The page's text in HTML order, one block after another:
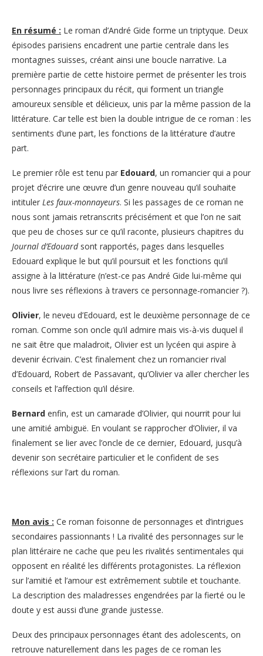
En résumé : Le roman d’André Gide forme un triptyque. Deux
épisodes parisiens encadrent une partie centrale dans les
montagnes suisses, créant ainsi une boucle narrative. La
première partie de cette histoire permet de présenter les trois
personnages principaux du récit, qui forment un triangle
amoureux sensible et délicieux, unis par la même passion de la
littérature. Car telle est bien la double intrigue de ce roman : les
sentiments d’une part, les fonctions de la littérature d’autre
part.
Le premier rôle est tenu par Edouard, un romancier qui a pour
projet d’écrire une œuvre d’un genre nouveau qu’il souhaite
intituler Les faux-monnayeurs. Si les passages de ce roman ne
nous sont jamais retranscrits précisément et que l’on ne sait
que peu de choses sur ce qu’il raconte, plusieurs chapitres du
Journal d’Edouardsont rapportés, pages dans lesquelles
Edouard explique le but qu’il poursuit et les fonctions qu’il
assigne à la littérature (n’est-ce pas André Gide lui-même qui
nous livre ses réflexions à travers ce personnage-romancier ?).
Olivier, le neveu d’Edouard, est le deuxième personnage de ce
roman. Comme son oncle qu’il admire mais vis-à-vis duquel il
ne sait être que maladroit, Olivier est un lycéen qui aspire à
devenir écrivain. C’est finalement chez un romancier rival
d’Edouard, Robert de Passavant, qu’Olivier va aller chercher les
conseils et l’affection qu’il désire.
Bernard enfin, est un camarade d’Olivier, qui nourrit pour lui
une amitié ambiguë. En voulant se rapprocher d’Olivier, il va
finalement se lier avec l’oncle de ce dernier, Edouard, jusqu’à
devenir son secrétaire particulier et le confident de ses
réflexions sur l’art du roman.
Mon avis : Ce roman foisonne de personnages et d’intrigues
secondaires passionnants ! La rivalité des personnages sur le
plan littéraire ne cache que peu les rivalités sentimentales qui
opposent en réalité les différents protagonistes. La réflexion
sur l’amitié et l’amour est extrêmement subtile et touchante.
La description des maladresses engendrées par la fierté ou le
doute y est aussi d’une grande justesse.
Deux des principaux personnages étant des adolescents, on
retrouve naturellement dans les pages de ce roman les